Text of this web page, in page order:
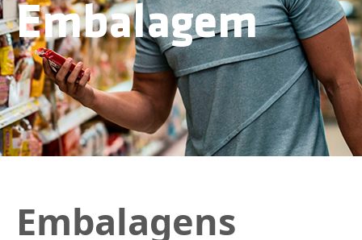
Embalagem
Embalagens